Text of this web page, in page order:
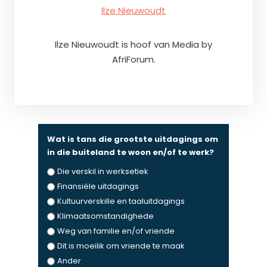
Ilze Nieuwoudt
Ilze Nieuwoudt is hoof van Media by
AfriForum.
Wat is tans die grootste uitdagings om
in die buiteland te woon en/of te werk?
Die verskil in werksetiek
Finansiële uitdagings
Kultuurverskille en taaluitdagings
Klimaatsomstandighede
Weg van familie en/of vriende
Dit is moeilik om vriende te maak
Ander